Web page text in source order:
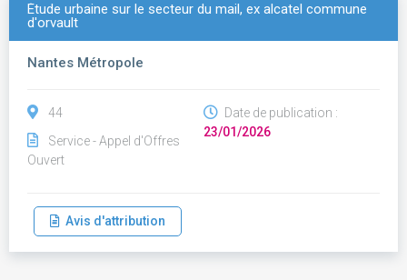
Étude urbaine sur le secteur du mail, ex alcatel commune
d'orvault
Nantes Métropole
44
Service - Appel d'Offres
Ouvert
Date de publication :
23/01/2026
Avis d'attribution